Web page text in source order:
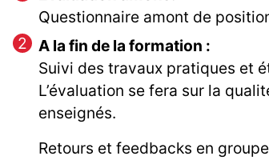
Questionnaire amont de
A la fin de la formation :
Suivi des travaux pratiques et
L’évaluation se fera sur la
enseignés.
Retours et feedbacks en